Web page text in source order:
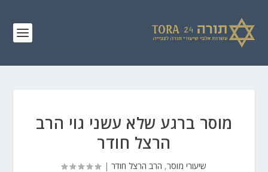
מוסר ברגע שלא עשני גוי הרב
הרצל חודר
שיעורי מוסר, הרב הרצל חודר |